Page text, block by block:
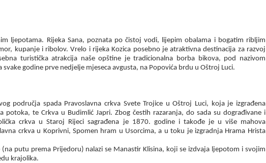
ljepotama. Rijeka Sana, poznata po čistoj vodi, lijepim obalama i bogatim ribljim
kupanje i ribolov. Vrelo i rijeka Kozica posebno je atraktivna destinacija za razvoj
turistička atrakcija naše opštine je tradicionalna borba bikova, pod nazivom
svake godine prve nedjelje mjeseca avgusta, na Popovića brdu u Oštroj Luci.
područja spada Pravoslavna crkva Svete Trojice u Oštroj Luci, koja je izgrađena
potoka, te Crkva u Budimlić Japri. Zbog čestih razaranja, do sada su dograđivane i
crkva u Staroj Rijeci sagrađena je 1870. godine i takođe je u više mahova
crkva u Koprivni, Spomen hram u Usorcima, a u toku je izgradnja Hrama Hrista
putu prema Prijedoru) nalazi se Manastir Klisina, koji se izdvaja ljepotom i svojim
krajolika.